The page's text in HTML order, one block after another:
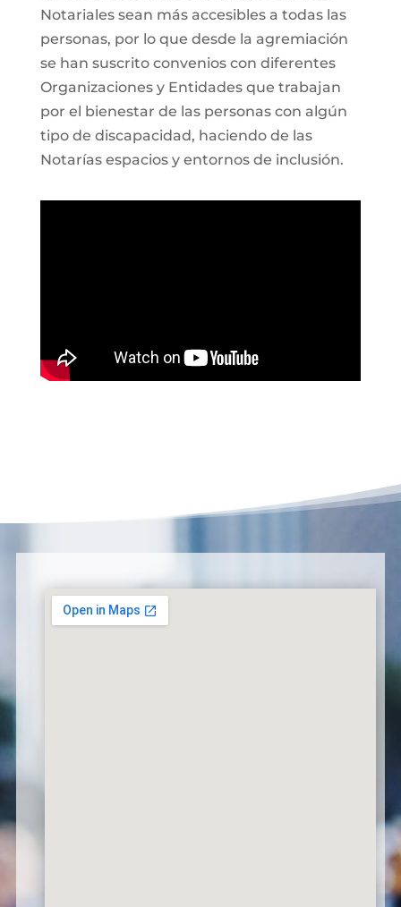
Notariales sean más accesibles a todas las
personas, por lo que desde la agremiación
se han suscrito convenios con diferentes
Organizaciones y Entidades que trabajan
por el bienestar de las personas con algún
tipo de discapacidad, haciendo de las
Notarías espacios y entornos de inclusión.